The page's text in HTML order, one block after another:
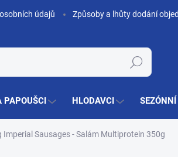
údajů Způsoby a lhůty dodání
Hledat
PAPOUŠCI HLODAVCI
Imperial Sausages - Salám Multiprotein 350g